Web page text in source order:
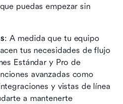
puedas empezar sin
: A medida que tu equipo
tus necesidades de flujo
Estándar y Pro de
avanzadas como
y vistas de línea
a mantenerte